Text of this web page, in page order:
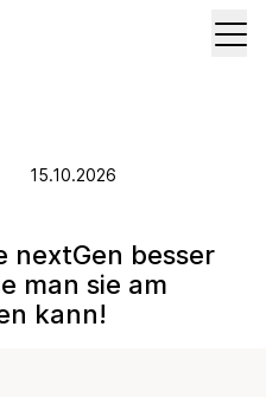
15.10.2026
nextGen besser
man sie am
kann!